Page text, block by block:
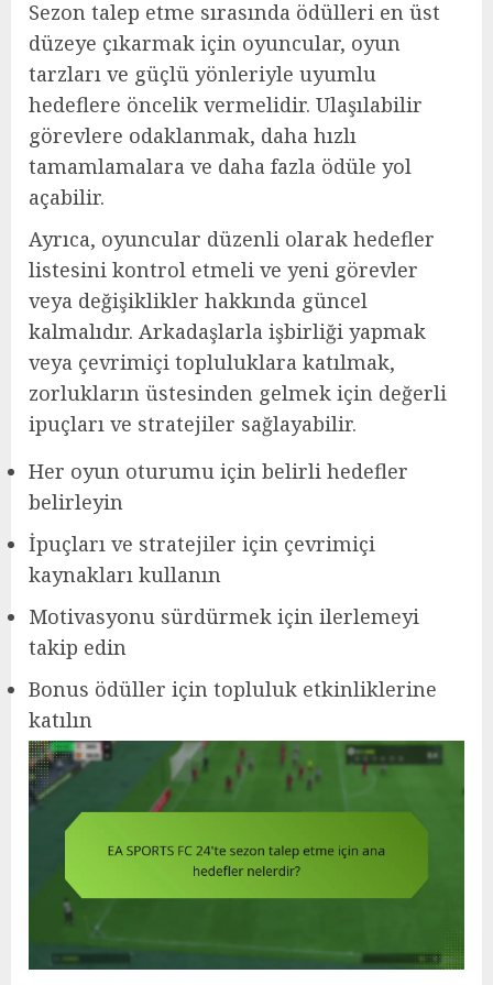
Sezon talep etme sırasında ödülleri en üst
düzeye çıkarmak için oyuncular, oyun
tarzları ve güçlü yönleriyle uyumlu
hedeflere öncelik vermelidir. Ulaşılabilir
görevlere odaklanmak, daha hızlı
tamamlamalara ve daha fazla ödüle yol
açabilir.
Ayrıca, oyuncular düzenli olarak hedefler
listesini kontrol etmeli ve yeni görevler
veya değişiklikler hakkında güncel
kalmalıdır. Arkadaşlarla işbirliği yapmak
veya çevrimiçi topluluklara katılmak,
zorlukların üstesinden gelmek için değerli
ipuçları ve stratejiler sağlayabilir.
Her oyun oturumu için belirli hedefler
belirleyin
İpuçları ve stratejiler için çevrimiçi
kaynakları kullanın
Motivasyonu sürdürmek için ilerlemeyi
takip edin
Bonus ödüller için topluluk etkinliklerine
katılın